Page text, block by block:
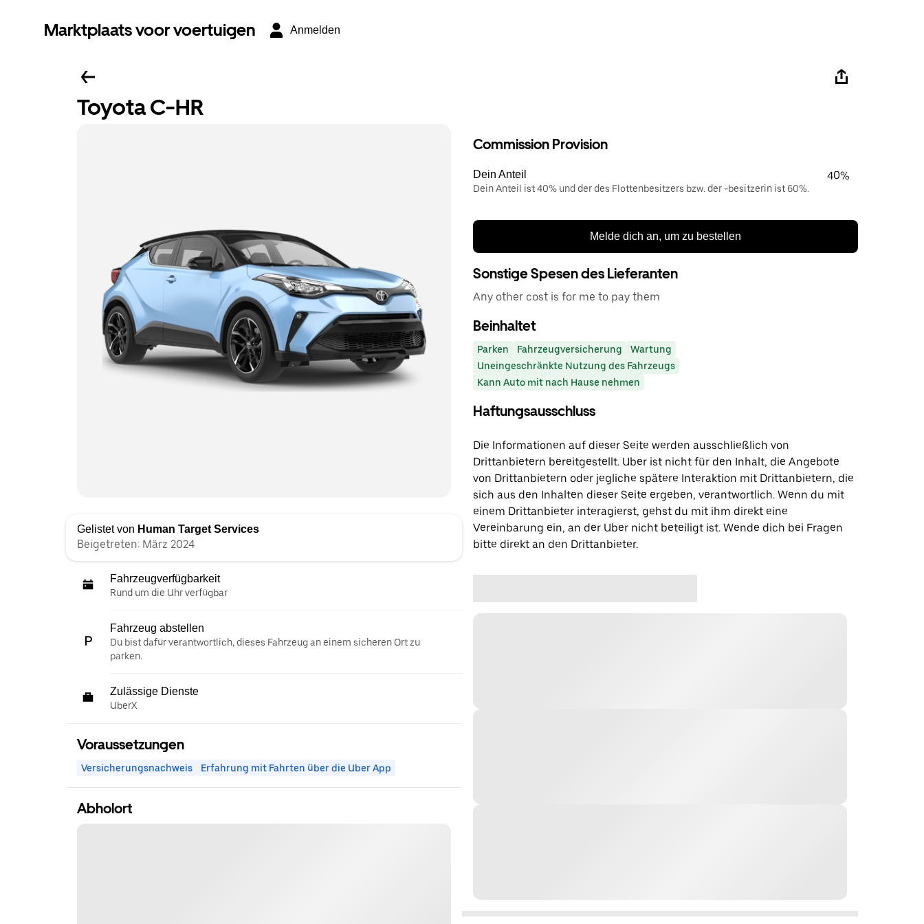
Marktplaats voor voertuigen Anmelden
Toyota C-HR
Gelistet von Human Target Services
Beigetreten: März 2024
Fahrzeugverfügbarkeit
Rund um die Uhr verfügbar
Fahrzeug abstellen
Du bist dafür verantwortlich, dieses Fahrzeug an einem sicheren Ort zu
parken.
Zulässige Dienste
UberX
Voraussetzungen
Versicherungsnachweis Erfahrung mit Fahrten über die Uber App
Abholort
Commission Provision
Dein Anteil
Dein Anteil ist 40% und der des Flottenbesitzers bzw. der -besitzerin ist 60%.
40%
Melde dich an, um zu bestellen
Sonstige Spesen des Lieferanten
Any other cost is for me to pay them
Beinhaltet
Parken Fahrzeugversicherung
Wartung
Uneingeschränkte Nutzung des Fahrzeugs
Kann Auto mit nach Hause nehmen
Haftungsausschluss
Die Informationen auf dieser Seite werden ausschließlich von
Drittanbietern bereitgestellt. Uber ist nicht für den Inhalt, die Angebote
von Drittanbietern oder jegliche spätere Interaktion mit Drittanbietern, die
sich aus den Inhalten dieser Seite ergeben, verantwortlich. Wenn du mit
einem Drittanbieter interagierst, gehst du mit ihm direkt eine
Vereinbarung ein, an der Uber nicht beteiligt ist. Wende dich bei Fragen
bitte direkt an den Drittanbieter.